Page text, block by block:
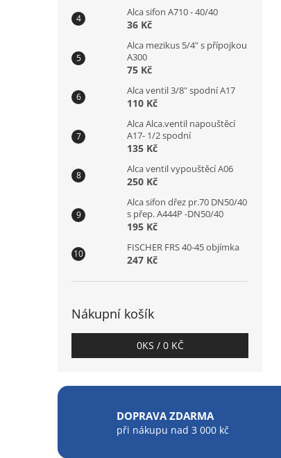
Alca sifon A710 - 40/40
36 Kč
Alca mezikus 5/4" s přípojkou
A300
75 Kč
Alca ventil 3/8" spodní A17
110 Kč
Alca Alca.ventil napouštěcí
A17- 1/2 spodní
135 Kč
Alca ventil vypouštěcí A06
250 Kč
Alca sifon dřez pr.70 DN50/40
s přep. A444P -DN50/40
195 Kč
FISCHER FRS 40-45 objímka
247 Kč
Nákupní košík
0KS / 0 KČ
DOPRAVA ZDARMA
při nákupu nad 3 000 kč